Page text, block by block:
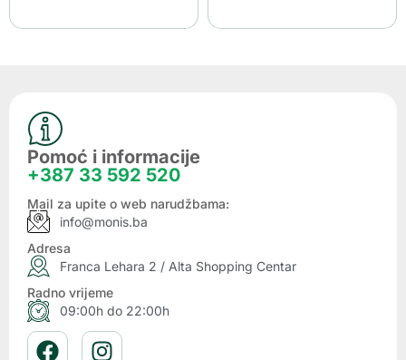
Pomoć i informacije
+387 33 592 520
Mail za upite o web narudžbama:
info@monis.ba
Adresa
Franca Lehara 2 / Alta Shopping Centar
Radno vrijeme
09:00h do 22:00h